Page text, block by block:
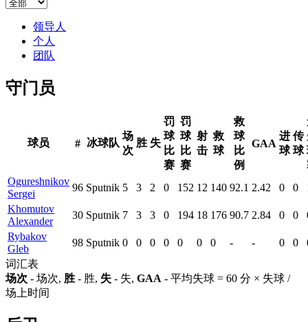
领导人
个人
团队
守门员
球员 # 冰球队
场
次
胜 失
罚
球
比
赛
罚
球
比
赛
射
击
救
球
救
球
比
例
GAA
进
球
传
球
Ogureshnikov
Sergei
96 Sputnik 5 3 2 0 152 12 140 92.1 2.42 0 0
Khomutov
Alexander
30 Sputnik 7 3 3 0 194 18 176 90.7 2.84 0 0
Rybakov
Gleb
98 Sputnik 0 0 0 0 0 0 0 - - 0 0
词汇表
场次 - 场次, 胜 - 胜, 失 - 失, GAA - 平均失球 = 60 分 × 失球 /
场上时间